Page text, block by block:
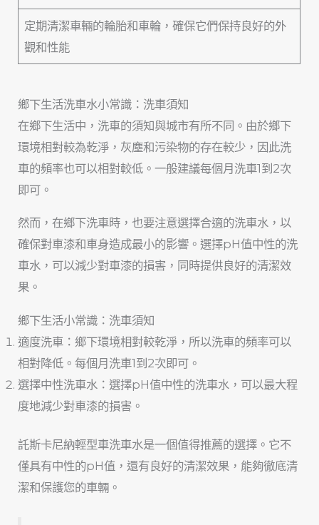
定期清潔車輛的輪胎和車輪，確保它們保持良好的外
觀和性能
鄉下生活洗車水小常識：洗車須知
在鄉下生活中，洗車的須知與城市有所不同。由於鄉下
環境相對較為乾淨，灰塵和污染物的存在較少，因此洗
車的頻率也可以相對較低。一般建議每個月洗車1到2次
即可。
然而，在鄉下洗車時，也要注意選擇合適的洗車水，以
確保對車漆和車身造成最小的影響。選擇pH值中性的洗
車水，可以減少對車漆的損害，同時提供良好的清潔效
果。
鄉下生活小常識：洗車須知
適度洗車：鄉下環境相對較乾淨，所以洗車的頻率可以
相對降低。每個月洗車1到2次即可。
選擇中性洗車水：選擇pH值中性的洗車水，可以最大程
度地減少對車漆的損害。
託斯卡尼納輕型車洗車水是一個值得推薦的選擇。它不
僅具有中性的pH值，還有良好的清潔效果，能夠徹底清
潔和保護您的車輛。